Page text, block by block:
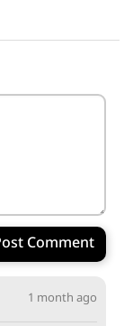
Comment
1 month ago